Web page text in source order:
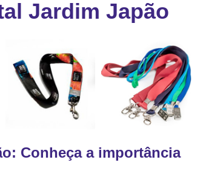
Cartão Fidelidade Pvc Rio
Cartão Pvc Personalizado
Cordão de Crachá Poliéster
Cordão para Crachá
Cordão para Crachá em
Cordão para Crachá
Fábrica de
Cordões para Crachás
Jardim Japão
Conheça a importância